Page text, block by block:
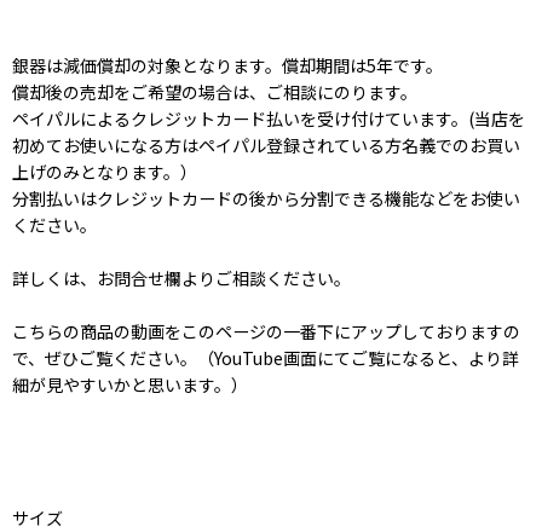
銀器は減価償却の対象となります。償却期間は5年です。
償却後の売却をご希望の場合は、ご相談にのります。
ペイパルによるクレジットカード払いを受け付けています。(当店を
初めてお使いになる方はペイパル登録されている方名義でのお買い
上げのみとなります。）
分割払いはクレジットカードの後から分割できる機能などをお使い
ください。
詳しくは、お問合せ欄よりご相談ください。
こちらの商品の動画をこのページの一番下にアップしておりますの
で、ぜひご覧ください。（YouTube画面にてご覧になると、より詳
細が見やすいかと思います。）
サイズ